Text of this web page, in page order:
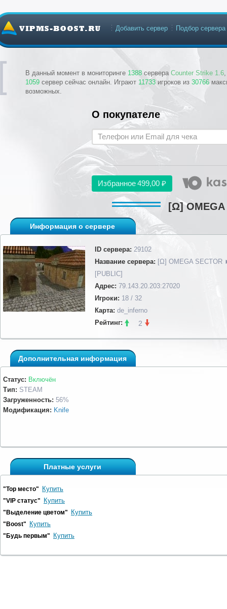
В данный момент в мониторинге 1388 сервера Counter Strike 1.6
1059 сервер сейчас онлайн. Играют 11733 игроков из 30766
возможных.
Добавить сервер Подбор сервера
О покупателе
Избранное499,00 ₽
[Ω]
Информация о сервере
ID сервера: 29102
Название сервера: [Ω] OMEGA SECTOR
[PUBLIC]
Адрес: 79.143.20.203:27020
Игроки: 18 / 32
Карта: de_inferno
Рейтинг:
2
Дополнительная информация
Статус: Включён
Тип: STEAM
Загруженность: 56%
Модификация: Knife
Платные услуги
"Top место" Купить
"VIP статус" Купить
"Выделение цветом" Купить
"Boost" Купить
"Будь первым" Купить